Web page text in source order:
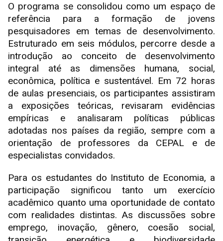
O programa se consolidou como um espaço de
referência para a formação de jovens
pesquisadores em temas de desenvolvimento.
Estruturado em seis módulos, percorre desde a
introdução ao conceito de desenvolvimento
integral até as dimensões humana, social,
econômica, política e sustentável. Em 72 horas
de aulas presenciais, os participantes assistiram
a exposições teóricas, revisaram evidências
empíricas e analisaram políticas públicas
adotadas nos países da região, sempre com a
orientação de professores da CEPAL e de
especialistas convidados.
Para os estudantes do Instituto de Economia, a
participação significou tanto um exercício
acadêmico quanto uma oportunidade de contato
com realidades distintas. As discussões sobre
emprego, inovação, gênero, coesão social,